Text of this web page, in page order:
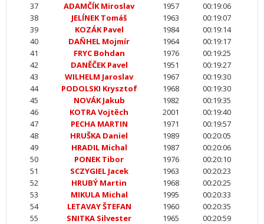
37
ADAMČÍK Miroslav 1957
00:19:06
38
JELÍNEK Tomáš 1963
00:19:07
39
KOZÁK Pavel 1984
00:19:14
40
DAŇHEL Mojmír 1964
00:19:17
41
FRYC Bohdan 1976
00:19:25
42
DANĚČEK Pavel 1951
00:19:27
43
WILHELM Jaroslav 1967
00:19:30
44
PODOLSKI Krysztof 1968
00:19:30
45
NOVÁK Jakub 1982
00:19:35
46
KOTRA Vojtěch 2001
00:19:40
47
PECHA MARTIN 1971
00:19:57
48
HRUŠKA Daniel 1989
00:20:05
49
HRADIL Michal 1987
00:20:06
50
PONEK Tibor 1976
00:20:10
51
SCZYGIEL Jacek 1963
00:20:23
52
HRUBÝ Martin 1968
00:20:25
53
MIKULA Michal 1995
00:20:33
54
LETAVAY ŠTEFAN 1960
00:20:35
55
SNITKA Silvester 1965
00:20:59